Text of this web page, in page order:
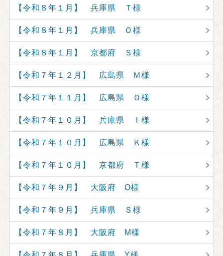
【令和８年１月】 兵庫県 Ｔ様
【令和８年１月】 兵庫県 Ｏ様
【令和８年１月】 京都府 Ｓ様
【令和７年１２月】 広島県 Ｍ様
【令和７年１１月】 広島県 Ｏ様
【令和７年１０月】 兵庫県 Ｉ様
【令和７年１０月】 広島県 Ｋ様
【令和７年１０月】 京都府 Ｔ様
【令和７年９月】 大阪府 O様
【令和７年９月】 兵庫県 Ｓ様
【令和７年８月】 大阪府 M様